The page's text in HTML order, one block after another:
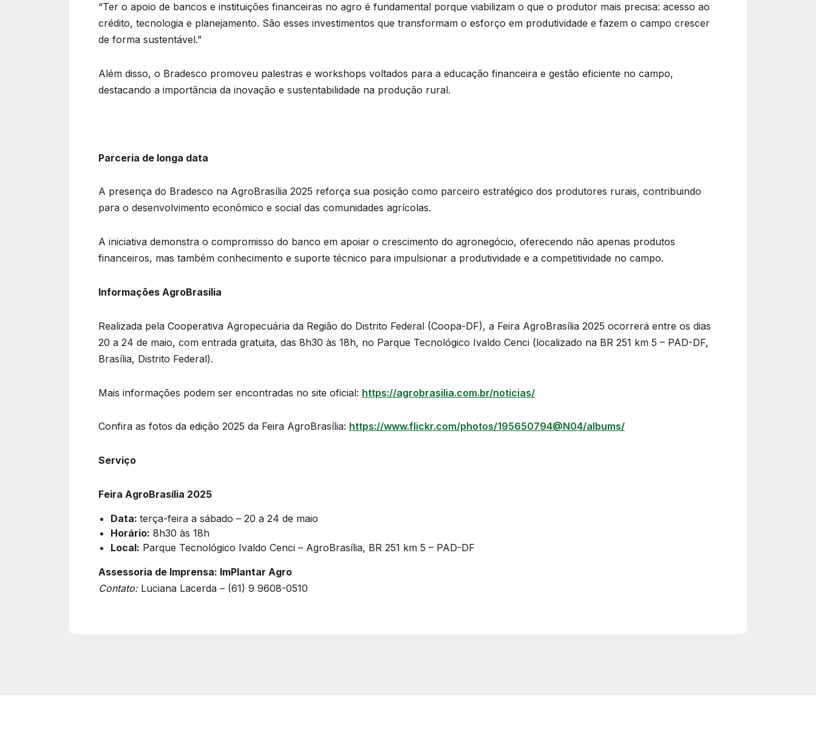
“Ter o apoio de bancos e instituições financeiras no agro é fundamental porque viabilizam o que o produtor mais precisa: acesso ao
crédito, tecnologia e planejamento. São esses investimentos que transformam o esforço em produtividade e fazem o campo crescer
de forma sustentável.”
Além disso, o Bradesco promoveu palestras e workshops voltados para a educação financeira e gestão eficiente no campo,
destacando a importância da inovação e sustentabilidade na produção rural.
Parceria de longa data
A presença do Bradesco na AgroBrasília 2025 reforça sua posição como parceiro estratégico dos produtores rurais, contribuindo
para o desenvolvimento econômico e social das comunidades agrícolas.
A iniciativa demonstra o compromisso do banco em apoiar o crescimento do agronegócio, oferecendo não apenas produtos
financeiros, mas também conhecimento e suporte técnico para impulsionar a produtividade e a competitividade no campo.
Informações AgroBrasília
Realizada pela Cooperativa Agropecuária da Região do Distrito Federal (Coopa-DF), a Feira AgroBrasília 2025 ocorrerá entre os dias
20 a 24 de maio, com entrada gratuita, das 8h30 às 18h, no Parque Tecnológico Ivaldo Cenci (localizado na BR 251 km 5 – PAD-DF,
Brasília, Distrito Federal).
Mais informações podem ser encontradas no site oficial: https://agrobrasilia.com.br/noticias/
Confira as fotos da edição 2025 da Feira AgroBrasília: https://www.flickr.com/photos/195650794@N04/albums/
Serviço
Feira AgroBrasília 2025
Data: terça-feira a sábado – 20 a 24 de maio
Horário: 8h30 às 18h
Local: Parque Tecnológico Ivaldo Cenci – AgroBrasília, BR 251 km 5 – PAD-DF
Assessoria de Imprensa: ImPlantar Agro
Contato:Luciana Lacerda – (61) 9 9608-0510